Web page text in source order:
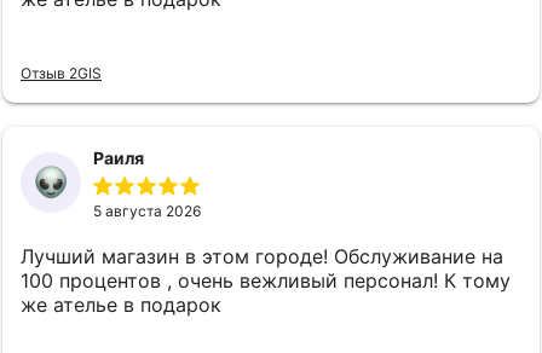
Отзыв 2GIS
Раиля
5 августа 2026
Лучший магазин в этом городе! Обслуживание на
100 процентов , очень вежливый персонал! К тому
же ателье в подарок